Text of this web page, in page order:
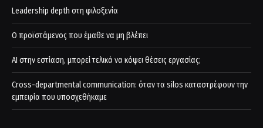
Leadership depth στη φιλοξενία
Ο προϊστάμενος που έμαθε να μη βλέπει
AI στην εστίαση, μπορεί τελικά να κόψει θέσεις εργασίας;
Cross-departmental communication: όταν τα silos καταστρέφουν την
εμπειρία που υποσχεθήκαμε